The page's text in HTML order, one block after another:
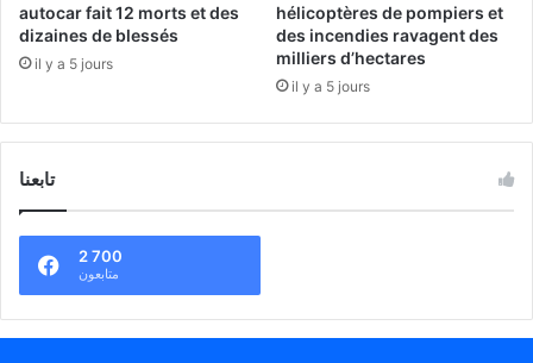
autocar fait 12 morts et des
dizaines de blessés
il y a 5 jours
hélicoptères de pompiers et
des incendies ravagent des
milliers d’hectares
il y a 5 jours
تابعنا
2 700
متابعون